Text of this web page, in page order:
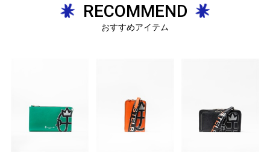
RECOMMEND
おすすめアイテム